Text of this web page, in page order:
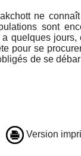
ne
sont
quelques jours,
pour se
de se
Version